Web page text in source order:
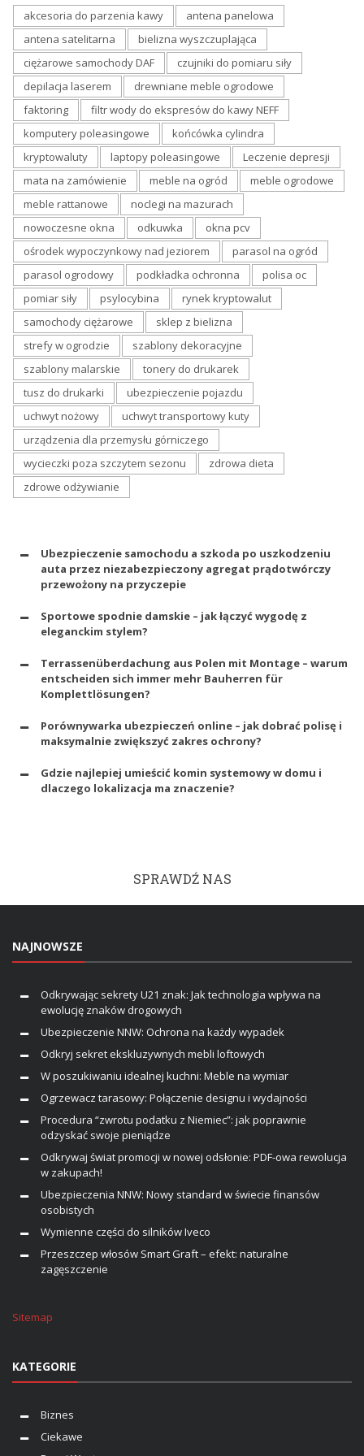
akcesoria do parzenia kawy
antena panelowa
antena satelitarna
bielizna wyszczuplająca
ciężarowe samochody DAF
czujniki do pomiaru siły
depilacja laserem
drewniane meble ogrodowe
faktoring
filtr wody do ekspresów do kawy NEFF
komputery poleasingowe
końcówka cylindra
kryptowaluty
laptopy poleasingowe
Leczenie depresji
mata na zamówienie
meble na ogród
meble ogrodowe
meble rattanowe
noclegi na mazurach
nowoczesne okna
odkuwka
okna pcv
ośrodek wypoczynkowy nad jeziorem
parasol na ogród
parasol ogrodowy
podkładka ochronna
polisa oc
pomiar siły
psylocybina
rynek kryptowalut
samochody ciężarowe
sklep z bielizna
strefy w ogrodzie
szablony dekoracyjne
szablony malarskie
tonery do drukarek
tusz do drukarki
ubezpieczenie pojazdu
uchwyt nożowy
uchwyt transportowy kuty
urządzenia dla przemysłu górniczego
wycieczki poza szczytem sezonu
zdrowa dieta
zdrowe odżywianie
Ubezpieczenie samochodu a szkoda po uszkodzeniu
auta przez niezabezpieczony agregat prądotwórczy
przewożony na przyczepie
Sportowe spodnie damskie – jak łączyć wygodę z
eleganckim stylem?
Terrassenüberdachung aus Polen mit Montage – warum
entscheiden sich immer mehr Bauherren für
Komplettlösungen?
Porównywarka ubezpieczeń online – jak dobrać polisę i
maksymalnie zwiększyć zakres ochrony?
Gdzie najlepiej umieścić komin systemowy w domu i
dlaczego lokalizacja ma znaczenie?
SPRAWDŹ NAS
NAJNOWSZE
Odkrywając sekrety U21 znak: Jak technologia wpływa na
ewolucję znaków drogowych
Ubezpieczenie NNW: Ochrona na każdy wypadek
Odkryj sekret ekskluzywnych mebli loftowych
W poszukiwaniu idealnej kuchni: Meble na wymiar
Ogrzewacz tarasowy: Połączenie designu i wydajności
Procedura “zwrotu podatku z Niemiec”: jak poprawnie
odzyskać swoje pieniądze
Odkrywaj świat promocji w nowej odsłonie: PDF-owa rewolucja
w zakupach!
Ubezpieczenia NNW: Nowy standard w świecie finansów
osobistych
Wymienne części do silników Iveco
Przeszczep włosów Smart Graft – efekt: naturalne
zagęszczenie
Sitemap
KATEGORIE
Biznes
Ciekawe